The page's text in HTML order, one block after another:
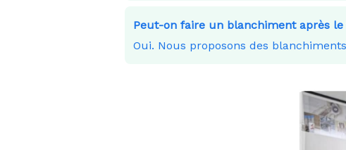
Peut-on faire un blanchiment après
Oui. Nous proposons des